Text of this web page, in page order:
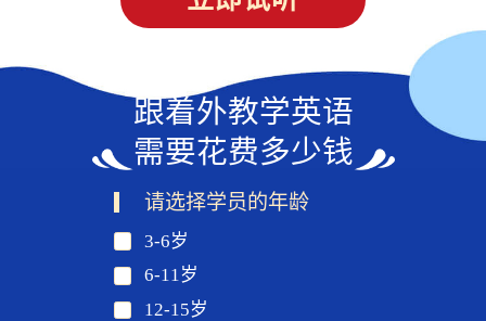
跟着外教学英语
需要花费多少钱
请选择学员的年龄
3-6岁
6-11岁
12-15岁